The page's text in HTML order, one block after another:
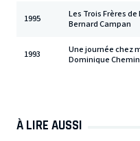
1995
Les Trois Frères
Bernard Campan
1993
Une journée chez
Dominique
À LIRE AUSSI